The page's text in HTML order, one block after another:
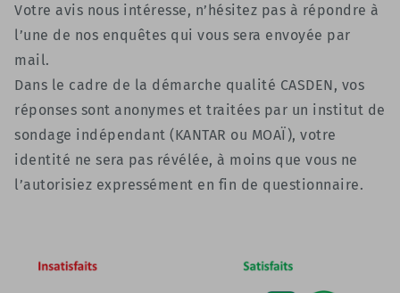
Votre avis nous intéresse, n’hésitez pas à répondre à
l’une de nos enquêtes qui vous sera envoyée par
mail.
Dans le cadre de la démarche qualité CASDEN, vos
réponses sont anonymes et traitées par un institut de
sondage indépendant (KANTAR ou MOAÏ), votre
identité ne sera pas révélée, à moins que vous ne
l’autorisiez expressément en fin de questionnaire.